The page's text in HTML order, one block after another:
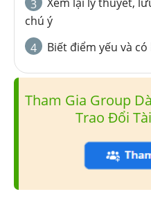
3
chú ý
4
Biết điểm yếu và
Tham Gia Group
Trao Đổi